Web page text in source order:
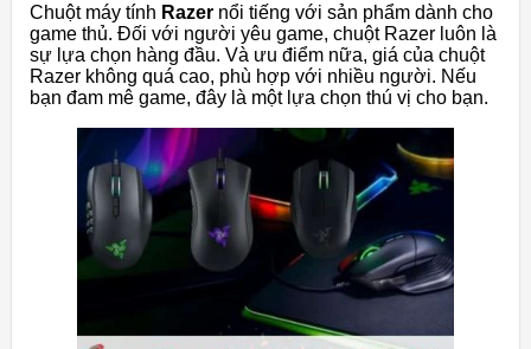
Chuột máy tính Razer nổi tiếng với sản phẩm dành cho
game thủ. Đối với người yêu game, chuột Razer luôn là
sự lựa chọn hàng đầu. Và ưu điểm nữa, giá của chuột
Razer không quá cao, phù hợp với nhiều người. Nếu
bạn đam mê game, đây là một lựa chọn thú vị cho bạn.